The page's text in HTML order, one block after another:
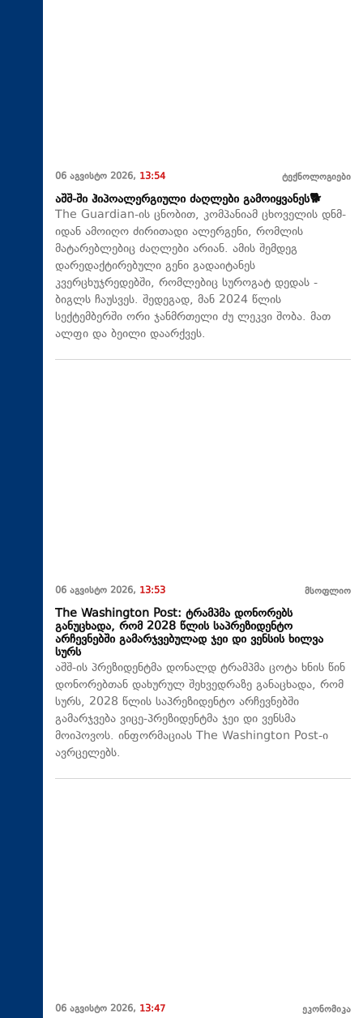
06 აგვისტო 2026, 13:54 ტექნოლოგიები
აშშ-ში ჰიპოალერგიული ძაღლები გამოიყვანეს🐕
The Guardian-ის ცნობით, კომპანიამ ცხოველის დნმ-
იდან ამოიღო ძირითადი ალერგენი, რომლის
მატარებლებიც ძაღლები არიან. ამის შემდეგ
დარედაქტირებული გენი გადაიტანეს
კვერცხუჯრედებში, რომლებიც სუროგატ დედას -
ბიგლს ჩაუსვეს. შედეგად, მან 2024 წლის
სექტემბერში ორი ჯანმრთელი ძუ ლეკვი შობა. მათ
ალფი და ბეილი დაარქვეს.
06 აგვისტო 2026, 13:53 მსოფლიო
The Washington Post: ტრამპმა დონორებს
განუცხადა, რომ 2028 წლის საპრეზიდენტო
არჩევნებში გამარჯვებულად ჯეი დი ვენსის ხილვა
სურს
აშშ-ის პრეზიდენტმა დონალდ ტრამპმა ცოტა ხნის წინ
დონორებთან დახურულ შეხვედრაზე განაცხადა, რომ
სურს, 2028 წლის საპრეზიდენტო არჩევნებში
გამარჯვება ვიცე-პრეზიდენტმა ჯეი დი ვენსმა
მოიპოვოს. ინფორმაციას The Washington Post-ი
ავრცელებს.
06 აგვისტო 2026, 13:47 ეკონომიკა